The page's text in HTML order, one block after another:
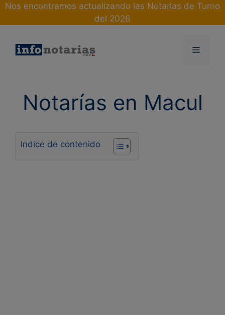
Skip
Nos encontramos actualizando las Notarias de Turno
del 2026
Menu
Notarías en Macul
Indice de contenido